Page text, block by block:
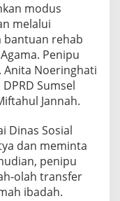
modus
melalui
bantuan rehab
Penipu
Anita Noeringhati
Sumsel
Jannah.
Dinas Sosial
dan meminta
penipu
olah transfer
ibadah.